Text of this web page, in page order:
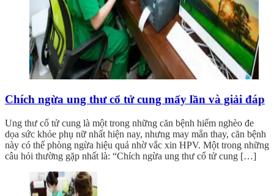
Chích ngừa ung thư cổ tử cung mấy lần và giải đáp
Ung thư cổ tử cung là một trong những căn bệnh hiểm nghèo đe
dọa sức khỏe phụ nữ nhất hiện nay, nhưng may mắn thay, căn bệnh
này có thể phòng ngừa hiệu quả nhờ vắc xin HPV. Một trong những
câu hỏi thường gặp nhất là: “Chích ngừa ung thư cổ tử cung […]